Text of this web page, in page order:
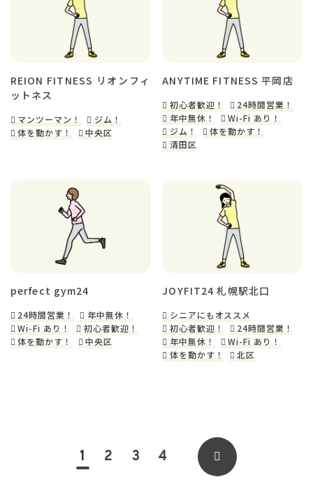
REION FITNESS リオンフィ
ットネス
マンツーマン！
ジム！
体を動かす！
中央区
ANYTIME FITNESS 平岡店
初心者歓迎！
24時間営業！
年中無休！
Wi-Fi あり！
ジム！
体を動かす！
清田区
perfect gym24
24時間営業！
年中無休！
Wi-Fi あり！
初心者歓迎！
体を動かす！
中央区
JOYFIT24 札幌駅北口
シニアにもオススメ
初心者歓迎！
24時間営業！
年中無休！
Wi-Fi あり！
体を動かす！
北区
1 2 3 4